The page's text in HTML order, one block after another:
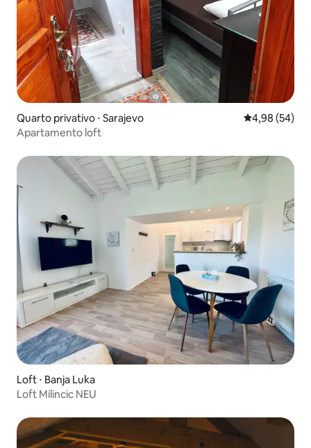
Quarto privativo ⋅ Sarajevo 4,98 de uma
4,98 (54)
Apartamento loft
Loft ⋅ Banja Luka
Loft Milincic NEU